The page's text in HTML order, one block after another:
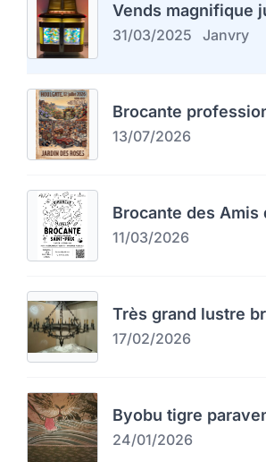
Vends magnifique
31/03/2025 Janvry
Brocante
13/07/2026
Brocante des
11/03/2026
Très grand lustre
17/02/2026
Byobu tigre
24/01/2026